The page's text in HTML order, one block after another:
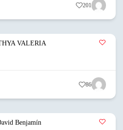
201
VALERIA
86
Benjamín